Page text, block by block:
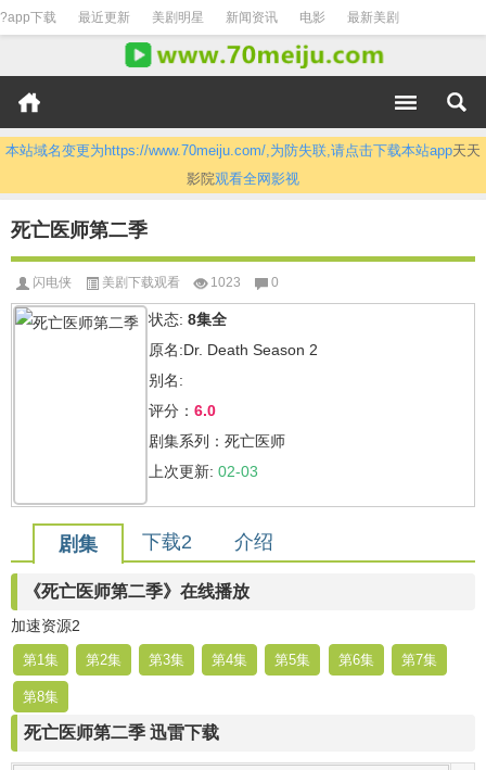
?app下载 最近更新 美剧明星 新闻资讯 电影 最新美剧
本站域名变更为https://www.70meiju.com/,为防失联,请点击下载本站app天天
影院观看全网影视
死亡医师第二季
闪电侠 美剧下载观看 1023 0
状态: 8集全
原名:Dr. Death Season 2
别名:
评分： 6.0
剧集系列：死亡医师
上次更新: 02-03
剧集 下载2 介绍
《死亡医师第二季》在线播放
加速资源2
第1集 第2集 第3集 第4集 第5集 第6集 第7集
第8集
死亡医师第二季 迅雷下载